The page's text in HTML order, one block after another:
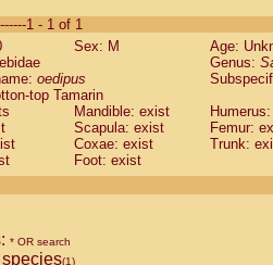
Saguinus labiatus(0)
Saguinus leucopus (0)
Saguinus mystax
Saguinus nigricollis (0)
Saguinus oedipus
Saguinus weddelli
Saguinusspp.
Cebus capucinus
1 - 1 of 1
Sex: M
Age:
Genus:
oedipus
top Tamarin
Mandible: exist
Scapula: exist
Femur:
Coxae: exist
Trunk:
Foot: exist
* OR search
(1)